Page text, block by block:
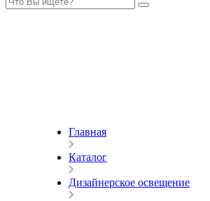
Главная
Каталог
Дизайнерское освещение